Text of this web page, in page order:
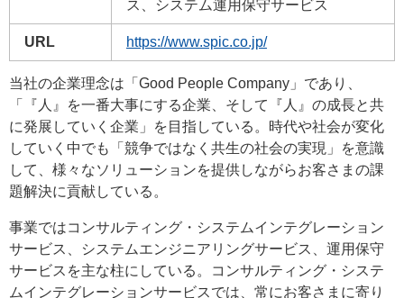
ス、システム運用保守サービス
URL https://www.spic.co.jp/
当社の企業理念は「Good People Company」であり、
「『人』を一番大事にする企業、そして『人』の成長と共
に発展していく企業」を目指している。時代や社会が変化
していく中でも「競争ではなく共生の社会の実現」を意識
して、様々なソリューションを提供しながらお客さまの課
題解決に貢献している。
事業ではコンサルティング・システムインテグレーション
サービス、システムエンジニアリングサービス、運用保守
サービスを主な柱にしている。コンサルティング・システ
ムインテグレーションサービスでは、常にお客さまに寄り